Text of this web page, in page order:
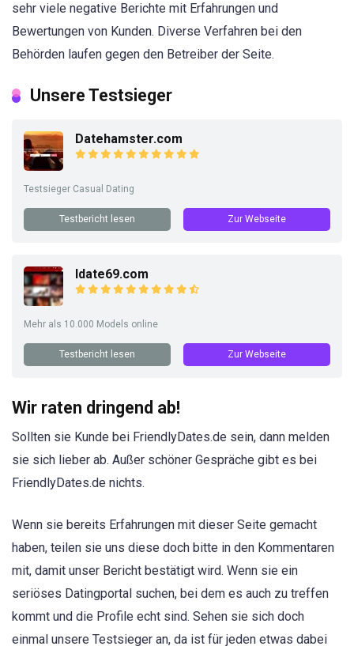
sehr viele negative Berichte mit Erfahrungen und
Bewertungen von Kunden. Diverse Verfahren bei den
Behörden laufen gegen den Betreiber der Seite.
Unsere Testsieger
Datehamster.com
Testsieger Casual Dating
Testbericht lesen Zur Webseite
Idate69.com
Mehr als 10.000 Models online
Testbericht lesen Zur Webseite
Wir raten dringend ab!
Sollten sie Kunde bei FriendlyDates.de sein, dann melden
sie sich lieber ab. Außer schöner Gespräche gibt es bei
FriendlyDates.de nichts.
Wenn sie bereits Erfahrungen mit dieser Seite gemacht
haben, teilen sie uns diese doch bitte in den Kommentaren
mit, damit unser Bericht bestätigt wird. Wenn sie ein
seriöses Datingportal suchen, bei dem es auch zu treffen
kommt und die Profile echt sind. Sehen sie sich doch
einmal unsere Testsieger an, da ist für jeden etwas dabei